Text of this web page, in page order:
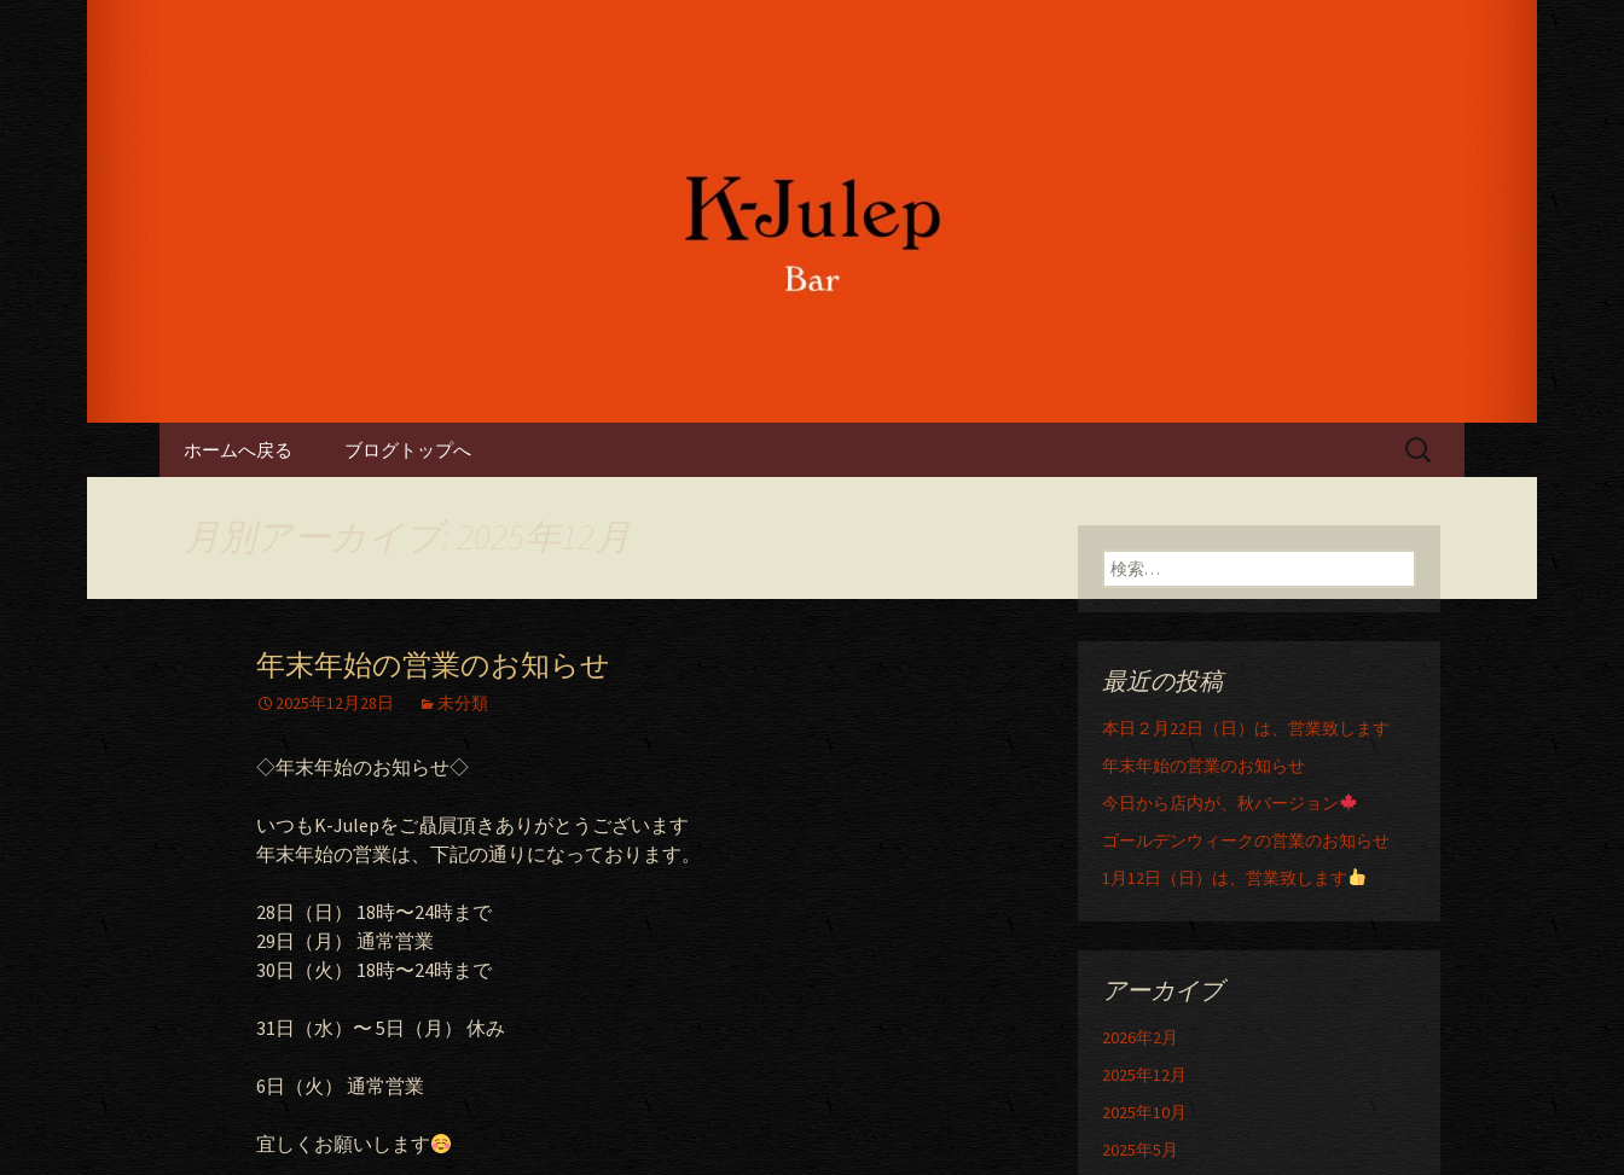
コンテンツへ移動
ホームへ戻る ブログトップへ
検
年末年始の営業のお知らせ
2025年12月28日 未分類
◇年末年始のお知らせ◇
いつもK-Julepをご贔屓頂きありがとうございます
年末年始の営業は、下記の通りになっております。
28日（日） 18時〜24時まで
29日（月） 通常営業
30日（火） 18時〜24時まで
31日（水）〜 5日（月） 休み
6日（火） 通常営業
宜しくお願いします
検索:
最近の投稿
本日２月22日（日）は、営業致します
年末年始の営業のお知らせ
今日から店内が、秋バージョン
ゴールデンウィークの営業のお知らせ
1月12日（日）は、営業致します
アーカイブ
2026年2月
2025年12月
2025年10月
2025年5月